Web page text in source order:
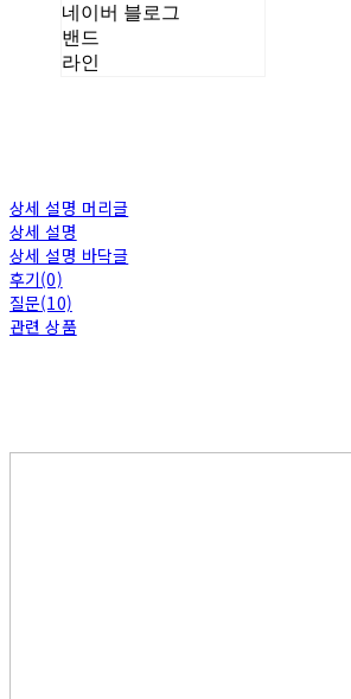
네이버 블로그
밴드
라인
상세 설명 머리글
상세 설명
상세 설명 바닥글
후기(0)
질문(10)
관련 상품